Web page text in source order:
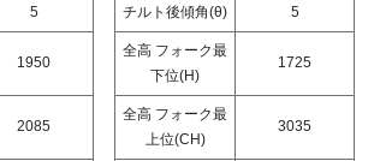
5
1950
2085
チルト後傾角(θ) 5
全高 フォーク最
下位(H)
1725
全高 フォーク最
上位(CH)
3035